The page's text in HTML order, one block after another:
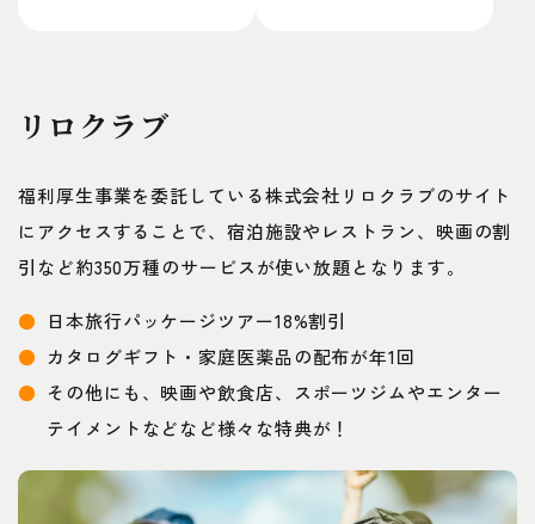
リロクラブ
福利厚生事業を委託している株式会社リロクラブのサイト
にアクセスすることで、宿泊施設やレストラン、映画の割
引など約350万種のサービスが使い放題となります。
日本旅行パッケージツアー18%割引
カタログギフト・家庭医薬品の配布が年1回
その他にも、映画や飲食店、スポーツジムやエンター
テイメントなどなど様々な特典が！